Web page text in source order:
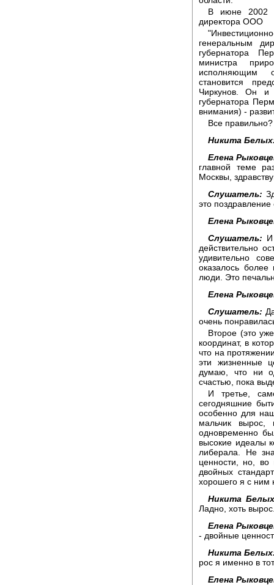
В июне 2002
директора ООО
генеральным
губернатора
министра
исполняющим
становится
Чиркунов. Он и
губернатора
внимания) -
Все правильно?
Никита
Елена
главной теме
Москвы,
Слушатель:
это
Елена
Слушатель: И
действительно
удивительно
оказалось
люди. Это
Елена
Слушатель:
очень
Второе (это
координат, в
что на
эти жизненные
думаю, что ни
счастью, пока
И третье,
сегодняшние
особенно для
мальчик вырос,
одновременно
высокие идеалы
либерала. Не
ценности, но, во
двойных
хорошего я с ним
Никита
Ладно, хоть
Елена
- двойные
Никита
рос я именно в
Елена